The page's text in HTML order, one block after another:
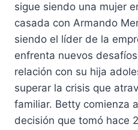
sigue siendo una mujer
casada con Armando
siendo el líder de la
enfrenta nuevos
relación con su hija
superar la crisis que
familiar. Betty comienza
decisión que tomó hace